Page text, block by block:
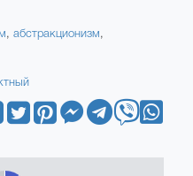
,абстракционизм,